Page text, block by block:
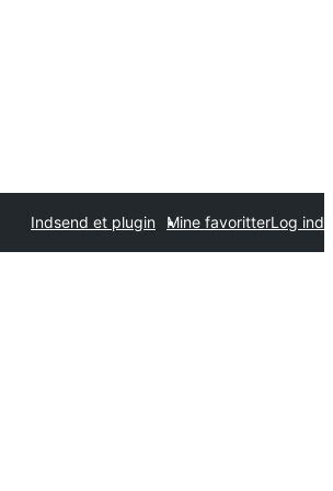
Indsend et plugin Mine favoritterLog ind